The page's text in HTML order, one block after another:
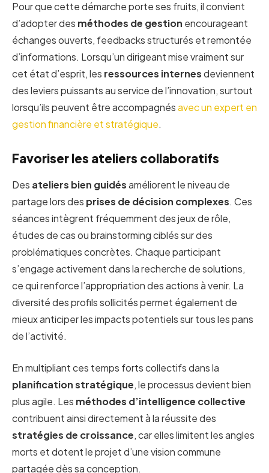
Pour que cette démarche porte ses fruits, il convient
d’adopter des méthodes de gestion encourageant
échanges ouverts, feedbacks structurés et remontée
d’informations. Lorsqu’un dirigeant mise vraiment sur
cet état d’esprit, les ressources internesdeviennent
des leviers puissants au service de l’innovation, surtout
lorsqu’ils peuvent être accompagnésavec un expert en
gestion financière et stratégique.
Favoriser les ateliers collaboratifs
Des ateliers bien guidésaméliorent le niveau de
partage lors des prises de décision complexes. Ces
séances intègrent fréquemment des jeux de rôle,
études de cas ou brainstorming ciblés sur des
problématiques concrètes. Chaque participant
s’engage activement dans la recherche de solutions,
ce qui renforce l’appropriation des actions à venir. La
diversité des profils sollicités permet également de
mieux anticiper les impacts potentiels sur tous les pans
de l’activité.
En multipliant ces temps forts collectifs dans la
planification stratégique, le processus devient bien
plus agile. Les méthodes d’intelligence collective
contribuent ainsi directement à la réussite des
stratégies de croissance, car elles limitent les angles
morts et dotent le projet d’une vision commune
partagée dès sa conception.